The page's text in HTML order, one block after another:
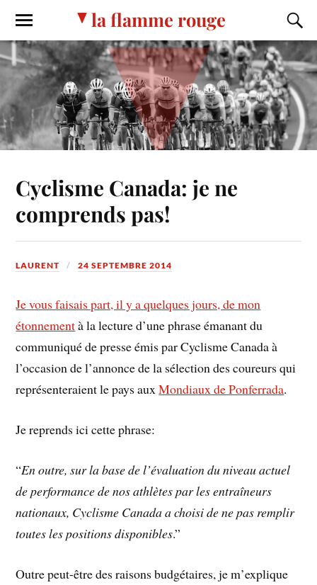
la flamme rouge
Cyclisme Canada: je ne
comprends pas!
LAURENT 24 SEPTEMBRE 2014
Je vous faisais part, il y a quelques jours, de mon
étonnementà la lecture d’une phrase émanant du
communiqué de presse émis par Cyclisme Canada à
l’occasion de l’annonce de la sélection des coureurs qui
représenteraient le pays auxMondiaux de Ponferrada.
Je reprends ici cette phrase:
“En outre, sur la base de l’évaluation du niveau actuel
de performance de nos athlètes par les entraîneurs
nationaux, Cyclisme Canada a choisi de ne pas remplir
toutes les positions disponibles.”
Outre peut-être des raisons budgétaires, je m’explique